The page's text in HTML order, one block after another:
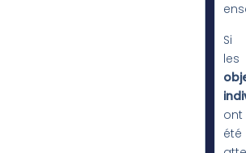
Si
les
ont
été